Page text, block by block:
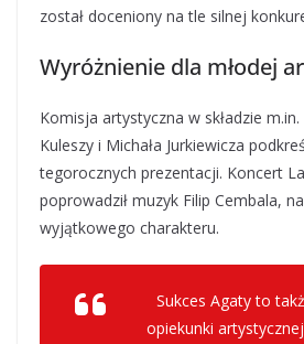
został doceniony na tle silnej
Wyróżnienie dla młodej
Komisja artystyczna w składzie
Kuleszy i Michała Jurkiewicza
tegorocznych prezentacji. Koncert
poprowadził muzyk Filip Cembala,
wyjątkowego charakteru.
Sukces Agaty to
opiekunki